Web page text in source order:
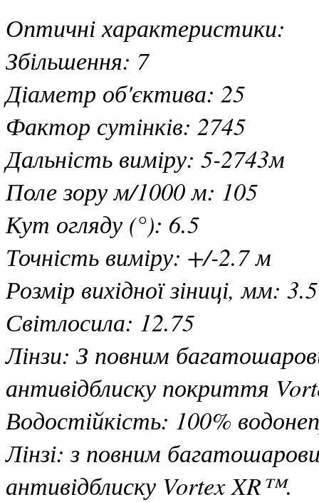
Оптичні характеристики:
Збільшення: 7
Діаметр об'єктива: 25
Фактор сутінків: 2745
Дальність виміру: 5-2743м
Поле зору м/1000 м: 105
Кут огляду (°): 6.5
Точність виміру: +/-2.7 м
Розмір вихідної зіниці, мм:
Світлосила: 12.75
Лінзи: З повним
антивідблиску покриття
Водостійкість: 100%
Лінзі: з повним
антивідблиску Vortex XR™.